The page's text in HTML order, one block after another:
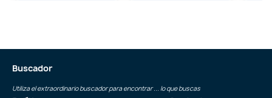
Buscador
Utiliza el extraordinario buscador para encontrar ... lo que buscas